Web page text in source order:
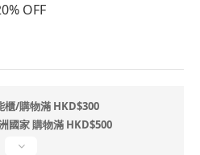
OFF
櫃/購物滿 HKD$300
國家 購物滿 HKD$500